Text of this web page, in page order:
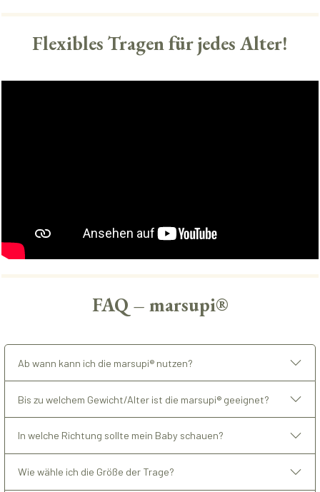
Flexibles Tragen für jedes Alter!
FAQ – marsupi®
Ab wann kann ich die marsupi® nutzen?
Bis zu welchem Gewicht/Alter ist die marsupi® geeignet?
In welche Richtung sollte mein Baby schauen?
Wie wähle ich die Größe der Trage?